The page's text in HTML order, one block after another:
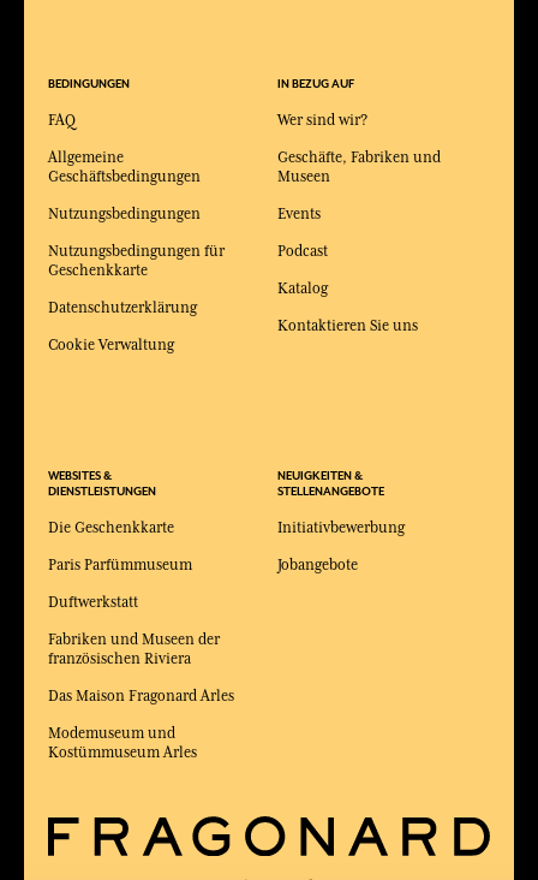
BEDINGUNGEN
FAQ
Allgemeine
Geschäftsbedingungen
Nutzungsbedingungen
Nutzungsbedingungen für
Geschenkkarte
Datenschutzerklärung
Cookie Verwaltung
WEBSITES &
DIENSTLEISTUNGEN
Die Geschenkkarte
Paris Parfümmuseum
Duftwerkstatt
Fabriken und Museen der
französischen Riviera
Das Maison Fragonard Arles
Modemuseum und
Kostümmuseum Arles
IN BEZUG AUF
Wer sind wir?
Geschäfte, Fabriken und
Museen
Events
Podcast
Katalog
Kontaktieren Sie uns
NEUIGKEITEN &
STELLENANGEBOTE
Initiativbewerbung
Jobangebote